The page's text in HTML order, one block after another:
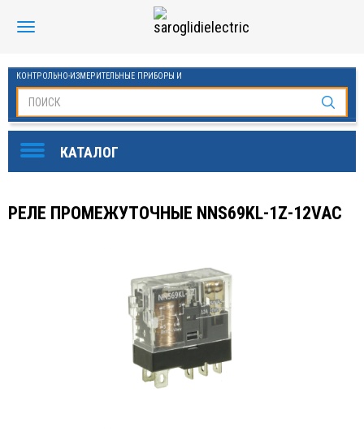
КОНТРОЛЬНО-ИЗМЕРИТЕЛЬНЫЕ ПРИБОРЫ И
ОБОРУДОВАНИЕ ДЛЯ БАССЕЙНОВ
РЕЛЕ ПРОМЕЖУТОЧНЫЕ NNS69KL-1Z-12VAC